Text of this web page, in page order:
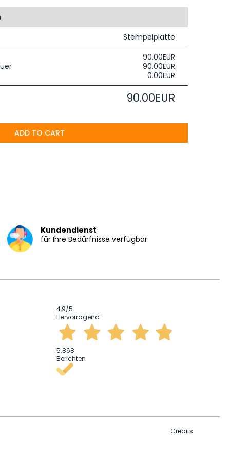
Stempelplatte
90.00EUR
90.00EUR
0.00EUR
90.00EUR
ADD TO CART
Kundendienst
für Ihre Bedürfnisse verfügbar
4,9/5
Hervorragend
5.868
Berichten
Credits